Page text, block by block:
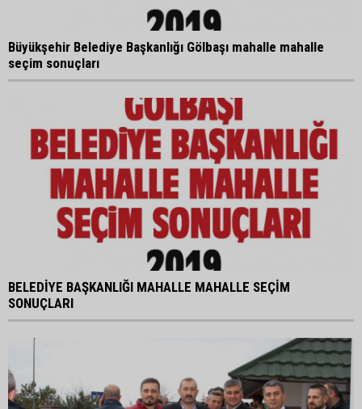
Büyükşehir Belediye Başkanlığı Gölbaşı mahalle mahalle
seçim sonuçları
BELEDİYE BAŞKANLIĞI MAHALLE MAHALLE SEÇİM
SONUÇLARI